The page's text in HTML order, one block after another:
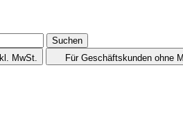
Suchen
MwSt. Für Geschäftskunden ohne